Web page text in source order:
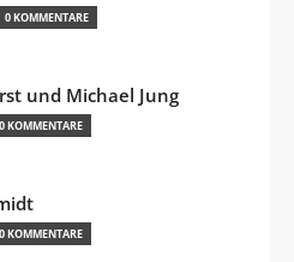
0 KOMMENTARE
und Michael Jung
0 KOMMENTARE
0 KOMMENTARE